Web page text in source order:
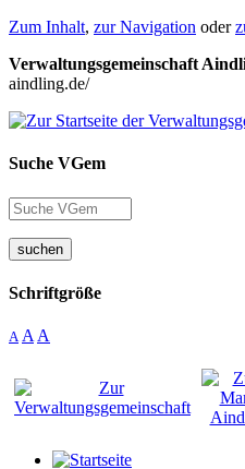
Zum Inhalt, zur Navigation oder
Verwaltungsgemeinschaft
aindling.de/
Suche VGem
suchen
Schriftgröße
A A A